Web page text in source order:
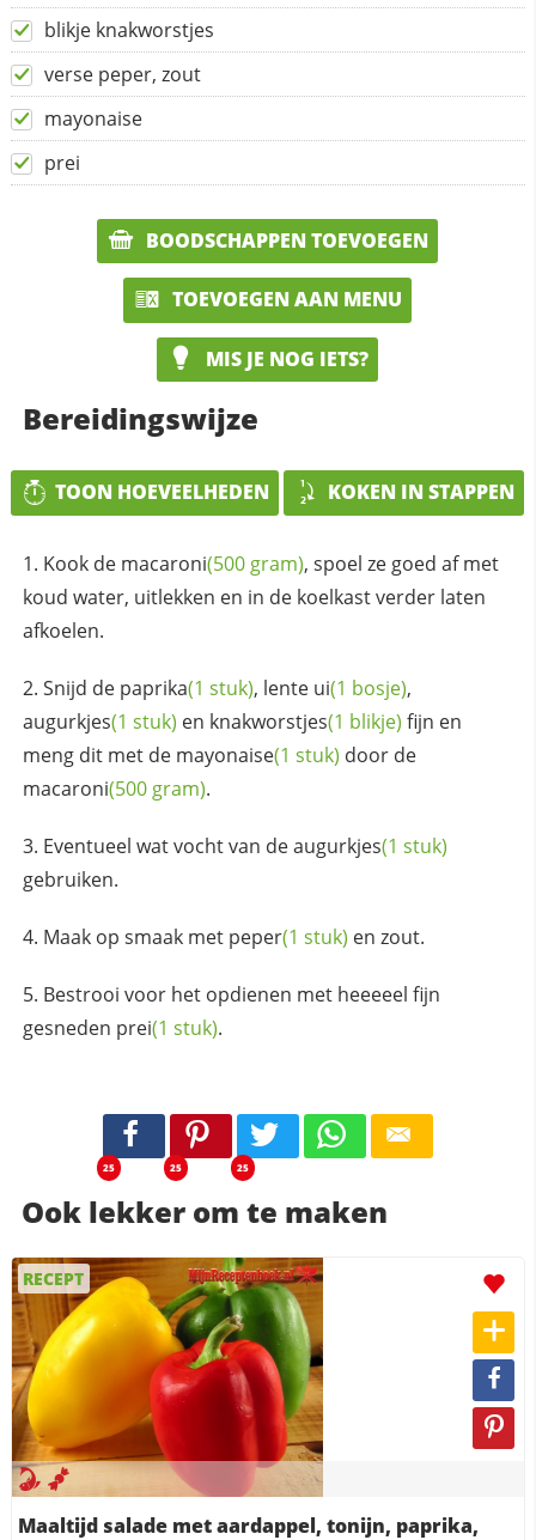
blikje knakworstjes
verse peper, zout
mayonaise
prei
BOODSCHAPPEN TOEVOEGEN
TOEVOEGEN AAN MENU
MIS JE NOG IETS?
Bereidingswijze
TOON HOEVEELHEDEN KOKEN IN STAPPEN
Kook de macaroni(500 gram), spoel ze goed af met
koud water, uitlekken en in de koelkast verder laten
afkoelen.
Snijd de paprika(1 stuk), lente ui(1 bosje),
augurkjes(1 stuk) en knakworstjes(1 blikje) fijn en
meng dit met de mayonaise(1 stuk) door de
macaroni(500 gram).
Eventueel wat vocht van deaugurkjes(1 stuk)
gebruiken.
Maak op smaak met peper(1 stuk) en zout.
Bestrooi voor het opdienen met heeeeel fijn
gesneden prei(1 stuk).
25 25 25
Ook lekker om te maken
RECEPT
Maaltijd salade met aardappel, tonijn, paprika,